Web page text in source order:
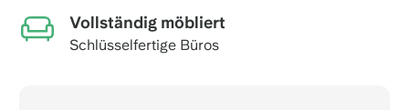
Vollständig möbliert
Schlüsselfertige Büros